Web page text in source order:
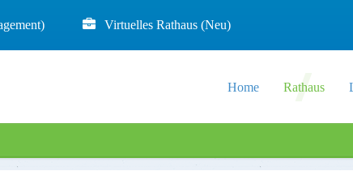
Virtuelles Rathaus (Neu)
Home Rathaus